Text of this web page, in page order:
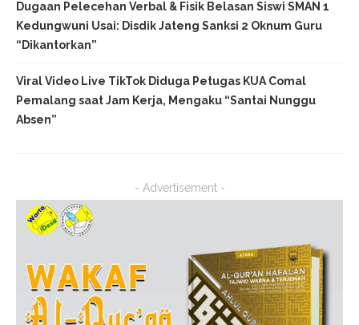
Dugaan Pelecehan Verbal & Fisik Belasan Siswi SMAN 1
Kedungwuni Usai: Disdik Jateng Sanksi 2 Oknum Guru
“Dikantorkan”
Viral Video Live TikTok Diduga Petugas KUA Comal
Pemalang saat Jam Kerja, Mengaku “Santai Nunggu
Absen”
- Advertisement -